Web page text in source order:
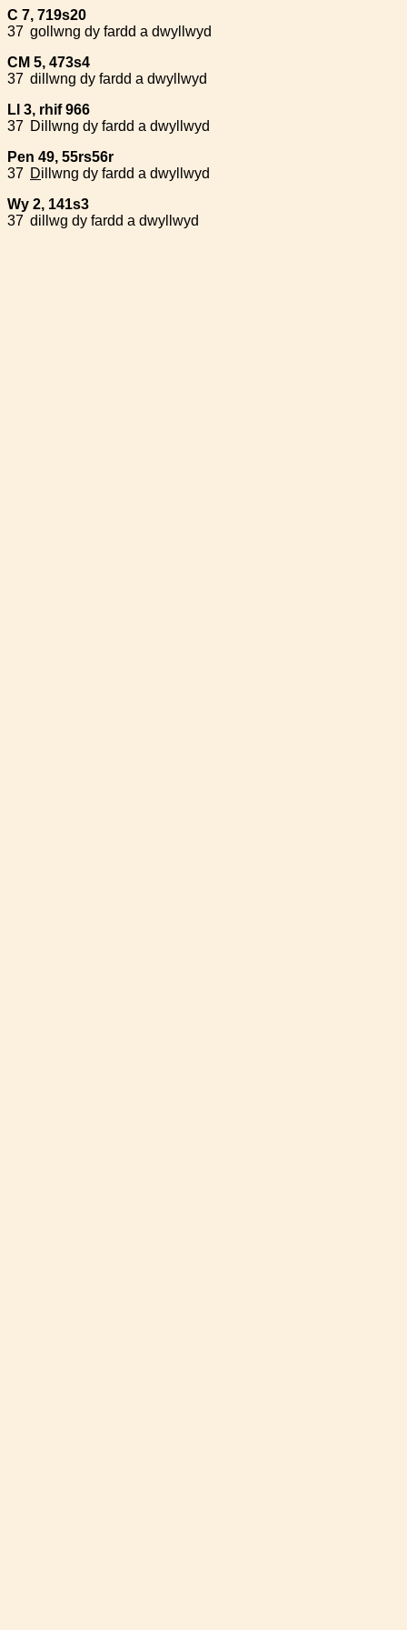
C 7, 719s20
37 gollwng dy fardd a dwyllwyd
CM 5, 473s4
37 dillwng dy fardd a dwyllwyd
Ll 3, rhif 966
37 Dillwng dy fardd a dwyllwyd
Pen 49, 55rs56r
37 Dillwng dy fardd a dwyllwyd
Wy 2, 141s3
37 dillwg dy fardd a dwyllwyd